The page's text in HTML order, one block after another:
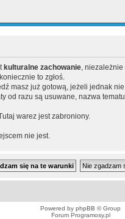
kulturalne zachowanie,
to zgłoś.
masz już gotową, jeżeli jednak
razu są usuwane, nazwa
warez jest zabroniony.
nie jest.
Powered by phpBB © Group
Forum Programosy.pl